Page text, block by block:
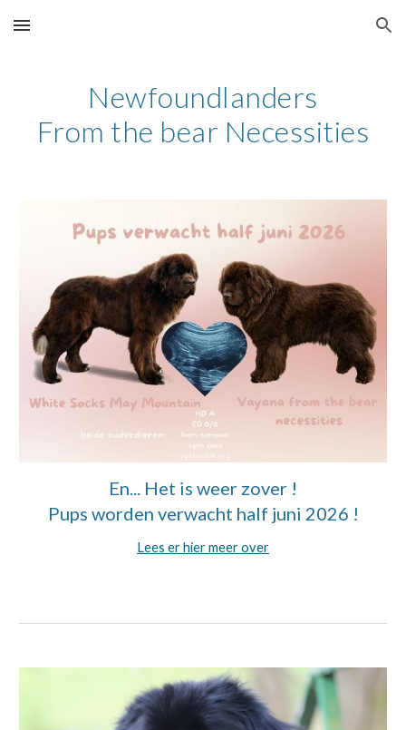
Skip to main content Skip to navigation
Newfoundlanders
From the bear Necessities
En... Het is weer zover !
Pups worden verwacht half juni 2026 !
Lees er hier meer over